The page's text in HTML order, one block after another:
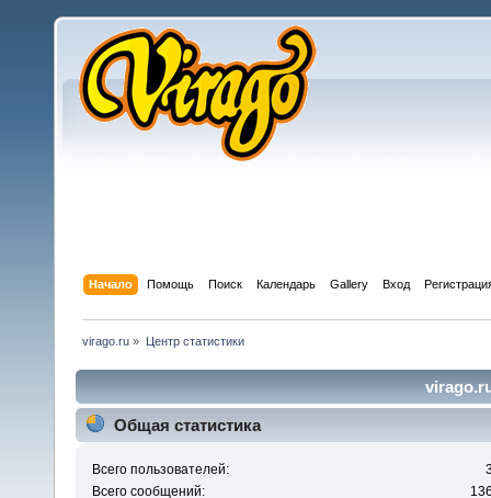
Начало Помощь Поиск Календарь Gallery Вход
virago.ru » Центр статистики
Общая статистика
Всего пользователей:
Всего сообщений: